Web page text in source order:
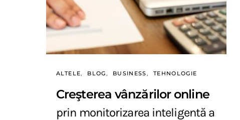
ALTELE BLOG BUSINESS TEHNOLOGIE
Creşterea vânzărilor online
prin monitorizarea inteligentă a